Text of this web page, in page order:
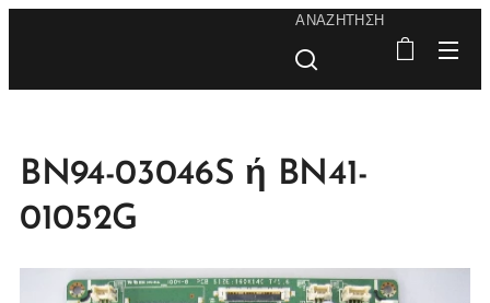
ΑΝΑΖΉΤΗΣΗ
BN94-03046S ή BN41-
01052G